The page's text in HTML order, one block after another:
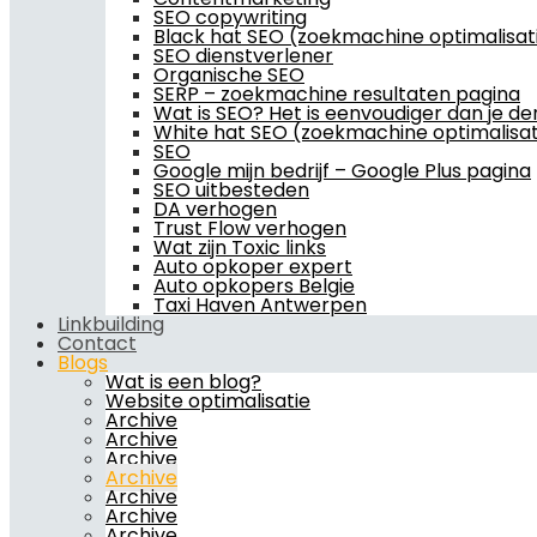
SEO copywriting
Black hat SEO (zoekmachine
SEO dienstverlener
Organische SEO
SERP – zoekmachine resultaten pagina
Wat is SEO? Het is eenvoudiger dan je
White hat SEO (zoekmachine
SEO
Google mijn bedrijf – Google Plus pagina
SEO uitbesteden
DA verhogen
Trust Flow verhogen
Wat zijn Toxic links
Auto opkoper expert
Auto opkopers Belgie
Taxi Haven Antwerpen
Linkbuilding
Contact
Blogs
Wat is een blog?
Website optimalisatie
Archive
Archive
Archive
Archive
Archive
Archive